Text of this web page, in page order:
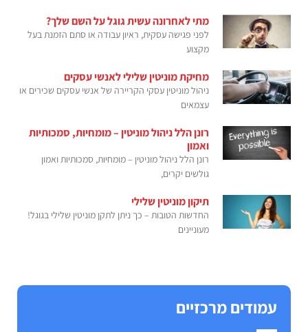
מתי לאחרונה עשית גוגל על השם שלך?
לפני פגישה עסקית, ראיון עבודה או סתם הזמנת בעל
מקצוע
מחיקת מוניטין שלילי לאנשי עסקים
ניהול מוניטין עסקי הקריירה של אנשי עסקים שכירים או
עצמאים
רונן הלל ניהול מוניטין – מומחיות, סמכותיות
ואמון
רונן הלל ניהול מוניטין – מומחיות, סמכותיות ואמון
גולשים יקרים,
תיקון מוניטין שלילי
החדשות הטובות – כך ניתן לתקן מוניטין שלילי בגוגל!
מעוניינים
עמודים מרכזיים